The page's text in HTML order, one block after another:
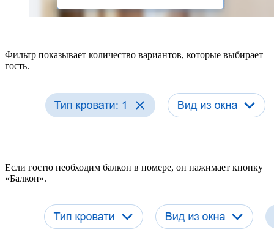
Фильтр показывает количество вариантов, которые выбирает
гость.
Если гостю необходим балкон в номере, он нажимает кнопку
«Балкон».